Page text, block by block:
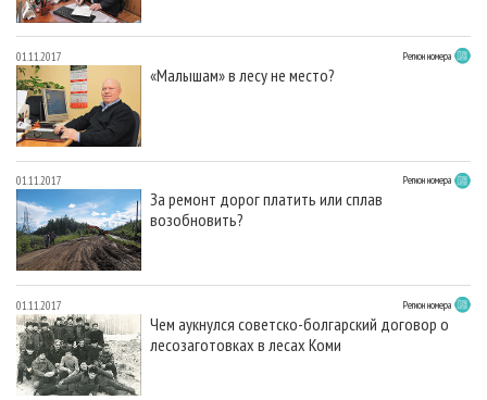
01.11.2017 Регион номера
«Малышам» в лесу не место?
01.11.2017 Регион номера
За ремонт дорог платить или сплав
возобновить?
01.11.2017 Регион номера
Чем аукнулся советско-болгарский договор о
лесозаготовках в лесах Коми